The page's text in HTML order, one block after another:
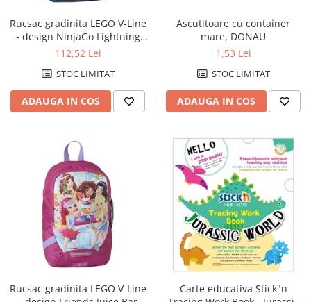
Suporturi pentru dosare
suspendabile
Articole din hartie
Blocnotesuri
Caiete de birou
Cuburi din hartie
Hartie de calc si alte articole hartie
Hartie pentru copiator si
imprimanta
Hartie si carton pentru print color
Notite autoadezive
Registre si repertoare
Role hartie pentru fax si case de
Rucsac gradinita LEGO V-Line
- design NinjaGo Lightning
Battle
112,52 Lei
STOC LIMITAT
ADAUGA IN COS
Ascutitoare cu container
mare, DONAU
1,53 Lei
STOC LIMITAT
ADAUGA IN COS
Rucsac gradinita LEGO V-Line
Carte educativa Stick"n